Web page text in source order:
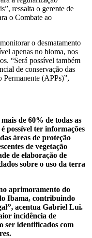
ressalta o gerente de
o Combate ao
o desmatamento
apenas no bioma, nos
“Será possível também
de conservação das
Permanente (APPs)”,
de 60% de todas as
possível ter informações
áreas de proteção
de vegetação
de elaboração de
sobre o uso da terra
aprimoramento do
Ibama, contribuindo
acentua Gabriel Lui.
incidência de
ser identificados com